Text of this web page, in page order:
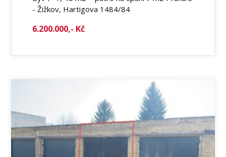
- Žižkov, Hartigova 1484/84
6.200.000,- Kč